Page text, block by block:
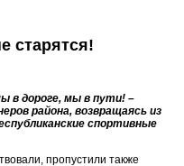
старятся!
в дороге, мы в пути! –
района, возвращаясь из
спортивные
пропустили также